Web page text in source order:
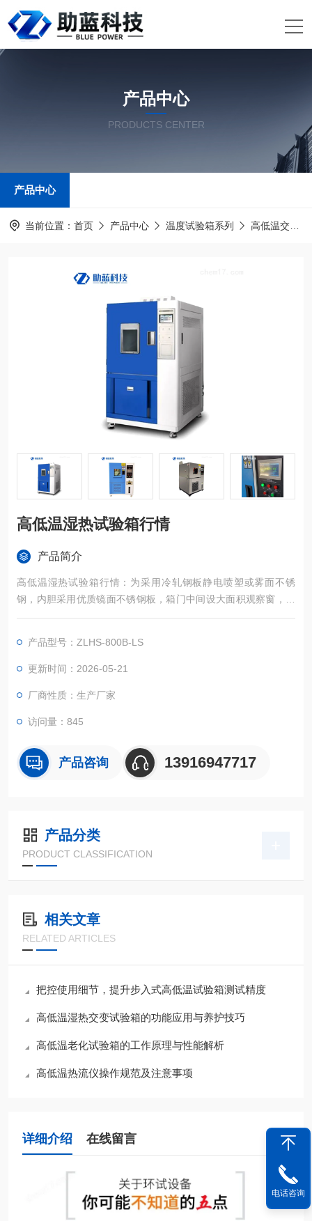
产品中心
PRODUCTS CENTER
产品中心
当前位置： 首页 产品中心 温度试验箱系列 高低温交变湿热试验箱
高低温湿热试验箱行情
产品简介
高低温湿热试验箱行情：为采用冷轧钢板静电喷塑或雾面不锈
钢，内胆采用优质镜面不锈钢板，箱门中间设大面积观察窗，并
配有观察灯，使用户可以清晰地看到试样的试验情况。外型整体
产品型号：ZLHS-800B-LS
更新时间：2026-05-21
厂商性质：生产厂家
访问量：845
产品咨询 13916947717
产品分类
PRODUCT CLASSIFICATION
相关文章
RELATED ARTICLES
把控使用细节，提升步入式高低温试验箱测试精度
高低温湿热交变试验箱的功能应用与养护技巧
高低温老化试验箱的工作原理与性能解析
高低温热流仪操作规范及注意事项
详细介绍 在线留言
电话咨询